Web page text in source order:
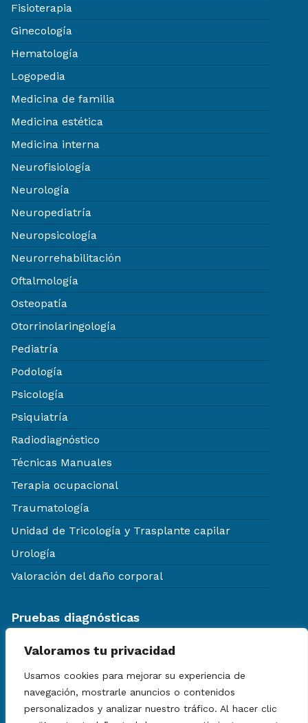
Valoramos tu privacidad
Usamos cookies para mejorar su experiencia de
navegación, mostrarle anuncios o contenidos
personalizados y analizar nuestro tráfico. Al hacer clic
Fisioterapia
Ginecología
Hematología
Logopedia
Medicina de familia
Medicina estética
Medicina interna
Neurofisiología
Neurología
Neuropediatría
Neuropsicología
Neurorrehabilitación
Oftalmología
Osteopatía
Otorrinolaringología
Pediatría
Podología
Psicología
Psiquiatría
Radiodiagnóstico
Técnicas Manuales
Terapia ocupacional
Traumatología
Unidad de Tricología y Trasplante capilar
Urología
Valoración del daño corporal
Pruebas diagnósticas
Certificados médicos
Chequeos médicos generales
Ecografías